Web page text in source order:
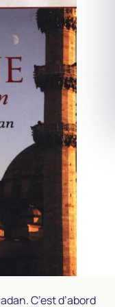
C’est d’abord